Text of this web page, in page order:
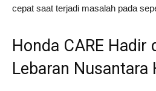
cepat saat terjadi masalah pada
Honda CARE Hadir
Lebaran Nusantara